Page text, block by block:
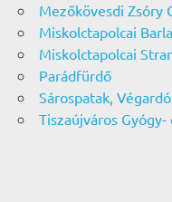
Mezőkövesdi Zsóry
Miskolctapolcai
Miskolctapolcai
Parádfürdő
Sárospatak,
Tiszaújváros